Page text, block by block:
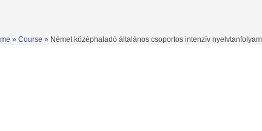
» Course » Német középhaladó általános csoportos intenzív